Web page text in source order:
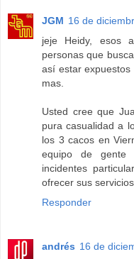
JGM 16 de
jeje Heidy, esos
personas que
así estar
mas.
Usted cree que
pura casualidad a
los 3 cacos en
equipo de gente
incidentes
ofrecer sus servicios.
Responder
andrés 16 de